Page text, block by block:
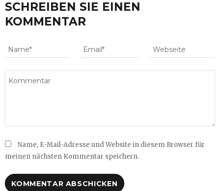
SCHREIBEN SIE EINEN
KOMMENTAR
Name, E-Mail-Adresse und Website in diesem Browser für
meinen nächsten Kommentar speichern.